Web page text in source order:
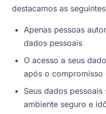
destacamos as
Apenas pessoas
dados pessoais
O acesso a seus
após o
Seus dados
ambiente seguro e